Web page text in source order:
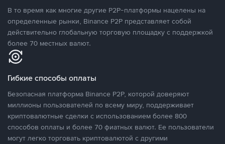
В то время как многие другие P2P-платформы нацелены на
определенные рынки, Binance P2P представляет собой
действительно глобальную торговую площадку с поддержкой
более 70 местных валют.
Гибкие способы оплаты
Безопасная платформа Binance P2P, которой доверяют
миллионы пользователей по всему миру, поддерживает
криптовалютные сделки с использованием более 800
способов оплаты и более 70 фиатных валют. Ее пользователи
могут легко торговать криптовалютой с другими